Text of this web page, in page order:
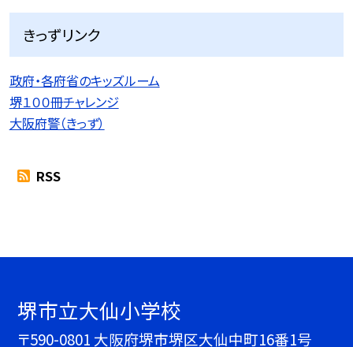
きっずリンク
政府・各府省のキッズルーム
堺１００冊チャレンジ
大阪府警（きっず）
RSS
堺市立大仙小学校
〒590-0801 大阪府堺市堺区大仙中町16番1号